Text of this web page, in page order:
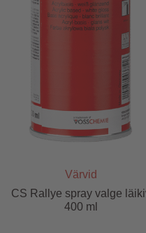
Värvid
CS Rallye spray valge
400 ml